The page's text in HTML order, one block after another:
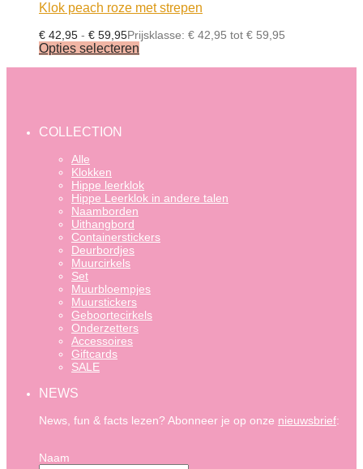
Klok peach roze met strepen
€ 42,95 - € 59,95Prijsklasse: € 42,95 tot € 59,95
Opties selecteren
COLLECTION
Alle
Klokken
Hippe leerklok
Hippe Leerklok in andere talen
Naamborden
Uithangbord
Containerstickers
Deurbordjes
Muurcirkels
Set
Muurbloempjes
Muurstickers
Geboortecirkels
Onderzetters
Accessoires
Giftcards
SALE
NEWS
News, fun & facts lezen? Abonneer je op onze nieuwsbrief:
Naam